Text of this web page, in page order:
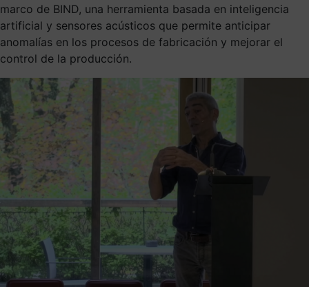
marco de BIND, una herramienta basada en inteligencia
artificial y sensores acústicos que permite anticipar
anomalías en los procesos de fabricación y mejorar el
control de la producción.